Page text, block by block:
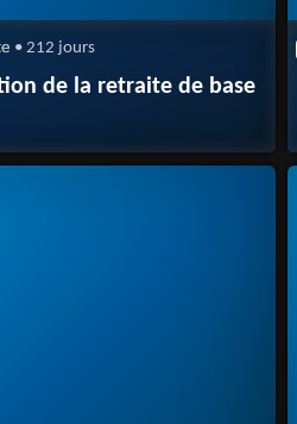
• 212 jours
de la retraite de base